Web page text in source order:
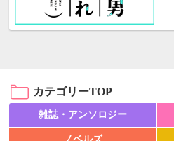
カテゴリーTOP
雑誌・アンソロジー